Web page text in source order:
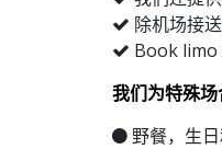
除机场接
Book
我们为特殊
野餐，生